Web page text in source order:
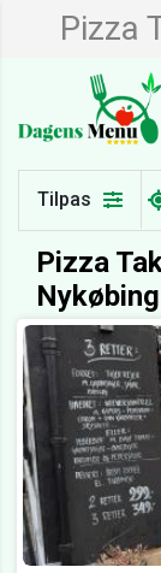
Pizza
Tilpas
Pizza